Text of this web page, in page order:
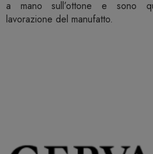
a mano sull’ottone e sono
lavorazione del manufatto.